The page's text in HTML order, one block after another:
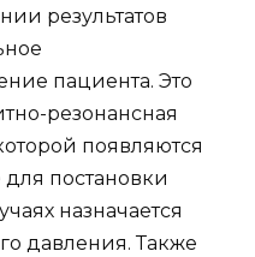
результатов
пациента. Это
резонансная
появляются
постановки
назначается
давления. Также